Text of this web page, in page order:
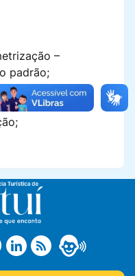
–
padrão;
do Solo;